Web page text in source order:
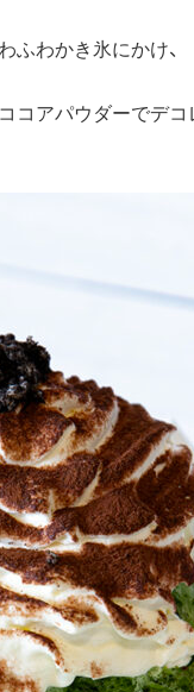
わかき氷にかけ、
アパウダーでデコ